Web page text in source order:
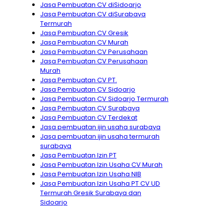
Jasa Pembuatan CV diSidoarjo
Jasa Pembuatan CV diSurabaya
Termurah
Jasa Pembuatan CV Gresik
Jasa Pembuatan CV Murah
Jasa Pembuatan CV Perusahaan
Jasa Pembuatan CV Perusahaan
Murah
Jasa Pembuatan CV PT.
Jasa Pembuatan CV Sidoarjo
Jasa Pembuatan CV Sidoarjo Termurah
Jasa Pembuatan CV Surabaya
Jasa Pembuatan CV Terdekat
Jasa pembuatan ijin usaha surabaya
Jasa pembuatan ijin usaha termurah
surabaya
Jasa Pembuatan Izin PT
Jasa Pembuatan Izin Usaha CV Murah
Jasa Pembuatan Izin Usaha NIB
Jasa Pembuatan Izin Usaha PT CV UD
Termurah Gresik Surabaya dan
Sidoarjo